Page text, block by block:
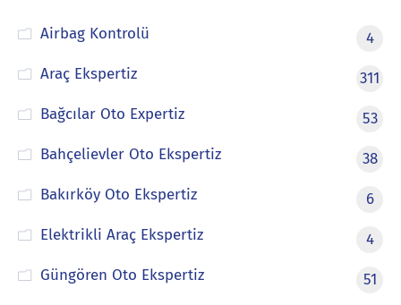
Airbag Kontrolü
4
Araç Ekspertiz
311
Bağcılar Oto Expertiz
53
Bahçelievler Oto Ekspertiz
38
Bakırköy Oto Ekspertiz
6
Elektrikli Araç Ekspertiz
4
Güngören Oto Ekspertiz
51